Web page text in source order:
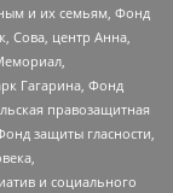
и их семьям, Фонд
Сова, центр Анна,
Гагарина, Фонд
правозащитная
защиты гласности,
и социального